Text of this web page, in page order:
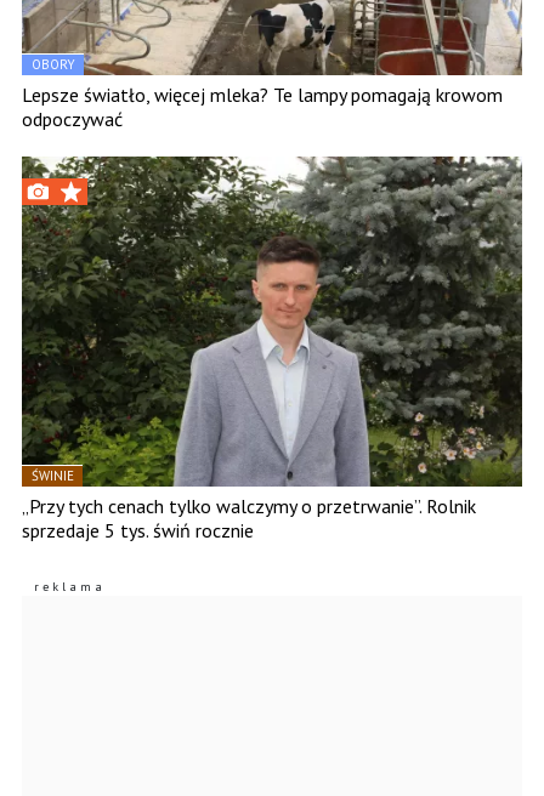
OBORY
Lepsze światło, więcej mleka? Te lampy pomagają krowom
odpoczywać
ŚWINIE
„Przy tych cenach tylko walczymy o przetrwanie”. Rolnik
sprzedaje 5 tys. świń rocznie